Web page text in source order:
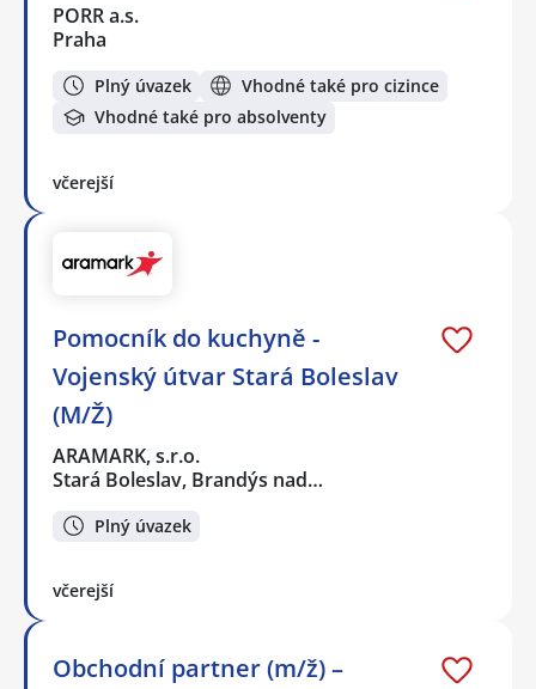
PORR a.s.
Praha
Plný úvazek
Vhodné také pro cizince
Vhodné také pro absolventy
včerejší
Pomocník do kuchyně -
Vojenský útvar Stará Boleslav
(M/Ž)
ARAMARK, s.r.o.
Stará Boleslav, Brandýs nad…
Plný úvazek
včerejší
Obchodní partner (m/ž) –